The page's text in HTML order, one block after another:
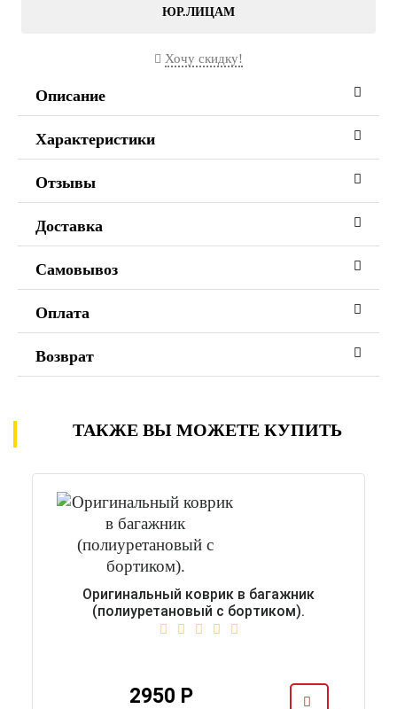
ЮР.ЛИЦАМ
Хочу скидку!
Описание
Характеристики
Отзывы
Доставка
Самовывоз
Оплата
Возврат
ТАКЖЕ ВЫ МОЖЕТЕ КУПИТЬ
Оригинальный коврик в багажник
(полиуретановый с бортиком).
2950 Р